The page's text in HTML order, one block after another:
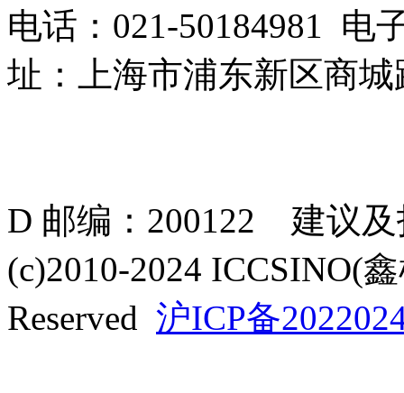
电话：021-50184981 电
址：上海市浦东新区商
D 邮编：200122 建议
(c)2010-2024 ICCSINO(
Reserved 沪ICP备